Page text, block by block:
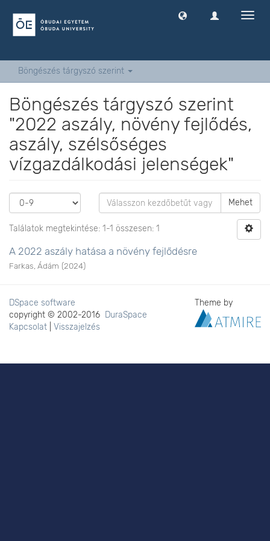
Böngészés tárgyszó szerint
Böngészés tárgyszó szerint
"2022 aszály, növény fejlődés,
aszály, szélsőséges
vízgazdálkodási jelenségek"
Mehet
Találatok megtekintése: 1-1 összesen: 1
A 2022 aszály hatása a növény fejlődésre
Farkas, Ádám (2024)
DSpace software
copyright © 2002-2016 DuraSpace
Kapcsolat
Visszajelzés
Theme by